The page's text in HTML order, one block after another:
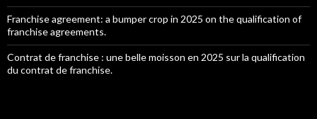
Franchise agreement: a bumper crop in 2025 on the qualification of
franchise agreements.
Contrat de franchise : une belle moisson en 2025 sur la qualification
du contrat de franchise.